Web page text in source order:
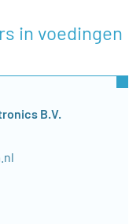
in voedingen
B.V.